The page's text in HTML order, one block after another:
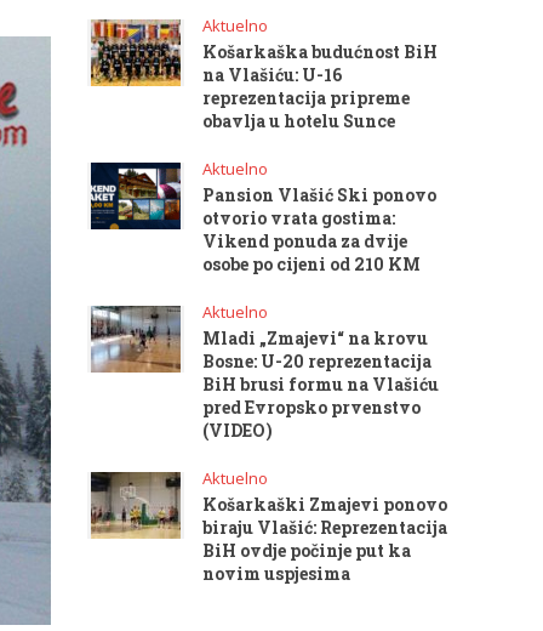
Aktuelno
Košarkaška budućnost BiH
na Vlašiću: U-16
reprezentacija pripreme
obavlja u hotelu Sunce
Aktuelno
Pansion Vlašić Ski ponovo
otvorio vrata gostima:
Vikend ponuda za dvije
osobe po cijeni od 210 KM
Aktuelno
Mladi „Zmajevi“ na krovu
Bosne: U-20 reprezentacija
BiH brusi formu na Vlašiću
pred Evropsko prvenstvo
(VIDEO)
Aktuelno
Košarkaški Zmajevi ponovo
biraju Vlašić: Reprezentacija
BiH ovdje počinje put ka
novim uspjesima